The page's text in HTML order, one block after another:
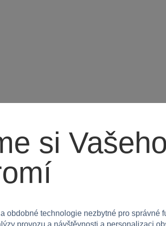
ideálního společníka do každého
si Vašeho
obdobné technologie nezbytné pro správné
provozu a návštěvnosti a personalizaci